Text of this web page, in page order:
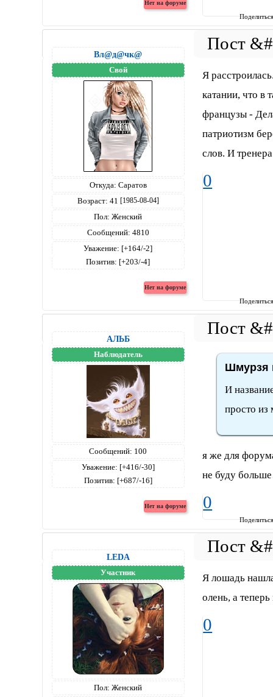
Вл@д@чк@
Свой
Откуда: Саратов
Возраст: 41 [1985-08-04]
Пол: Женский
Сообщений: 4810
Уважение: [+164/-2]
Позитив: [+203/-4]
Я
катании, что в
французы -
патриотизм
слов. И
0
АЛЬБ
Наблюдатель
Сообщений: 100
Уважение: [+416/-30]
Позитив: [+687/-16]
Шмурзя
И
просто из
я же для
не буду
0
LEDA
Участник
Пол: Женский
Я лошадь
олень, а
0